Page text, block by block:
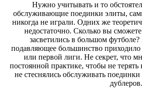
Нужно учитывать и то
обслуживающие поединки элиты,
никогда не играли. Одних же
недостаточно. Сколько вы
засветились в большом
подавляющее большинство
или первой лиги. Не секрет, что
постоянной практике, чтобы не
не стеснялись обслуживать